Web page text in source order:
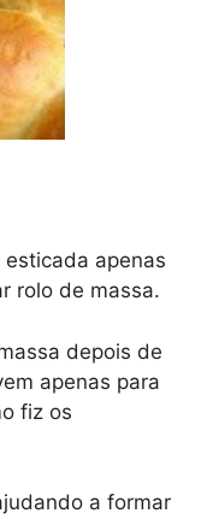
apenas
rolo de massa.
depois de
apenas para
fiz os
a formar